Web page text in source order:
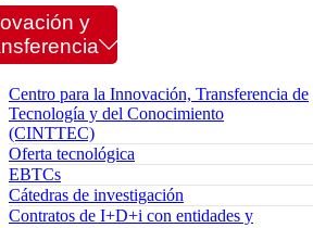
y
Centro para la Innovación, Transferencia de
Tecnología y del Conocimiento
(CINTTEC)
Oferta tecnológica
EBTCs
Cátedras de investigación
Contratos de I+D+i con entidades y